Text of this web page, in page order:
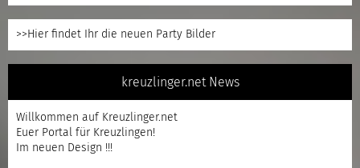
>>Hier findet Ihr die neuen Party Bilder
kreuzlinger.net News
Willkommen auf Kreuzlinger.net
Euer Portal für Kreuzlingen!
Im neuen Design !!!